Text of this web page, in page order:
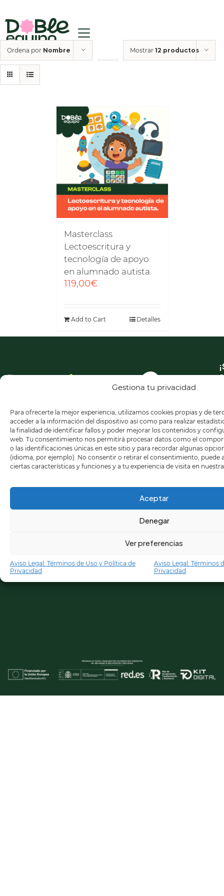
Gestiona tu privacidad
Para ofrecerte la mejor experiencia, utilizamos cookies propias y de
acceder a la información del dispositivo así como para realizar
la finalidad de identificar fallos y poder mejorar los contenidos y
web. Tu consentimiento nos permitirá procesar datos como el
o las identificaciones únicas en este sitio y para recordar algunas
(idioma, por ejemplo). No consentir o retirar el consentimiento, puede
ciertas características y funciones y a tu experiencia de visita en
Aceptar
Denegar
Ver preferencias
Aviso Legal: Términos de Uso y Política de
Privacidad
Aviso Legal: Términos
Privacidad
Ordena por Nombre Mostrar 12 productos
Masterclass
Lectoescritura y
tecnología de apoyo
en alumnado autista
119,00€
Add to Cart Detalles
a